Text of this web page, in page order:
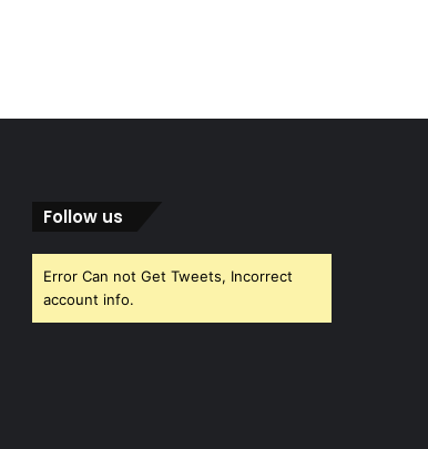
Follow us
Error Can not Get Tweets, Incorrect
account info.